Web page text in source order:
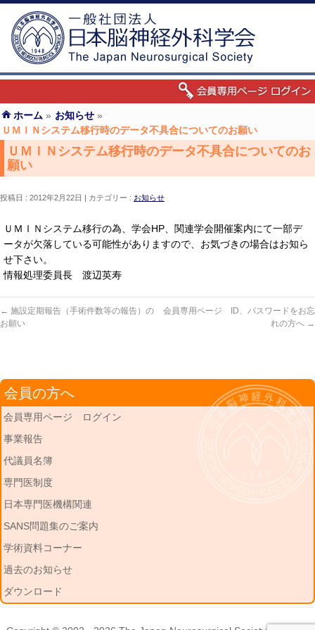
ホーム » お知らせ »
ＵＭＩＮシステム移行時のデータ不具合についてのお願い
ＵＭＩＮシステム移行時のデータ不具合についてのお
願い
投稿日 : 2012年2月22日 カテゴリー : お知らせ
ＵＭＩＮシステム移行の為、学会HP、関連学会開催案内にて一部デ
ータが欠落している可能性がありますので、お気づきの場合はお知ら
せ下さい。
情報処理委員長 渡辺英寿
← 施設定期報告（手術件数等の報告）の
お願い
会員専用ページ ID、パスワードをお忘
れの方へ →
会員の方へ
会員専用ページ ログイン
事業報告
代議員名簿
専門医制度
日本専門医機構関連
SANS問題集のご案内
学術資料コーナー
過去のお知らせ
ダウンロード